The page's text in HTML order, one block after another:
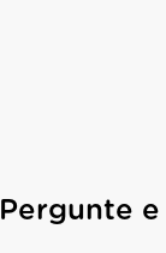
Pergunte